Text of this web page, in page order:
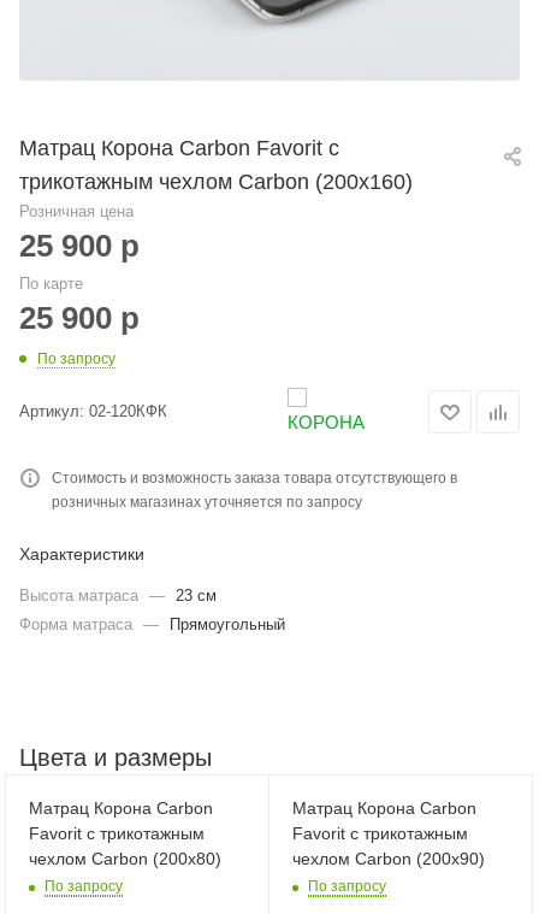
Матрац Корона Carbon Favorit с
трикотажным чехлом Carbon (200х160)
Розничная цена
25 900 р
По карте
25 900 р
По запросу
Артикул: 02-120КФК
Стоимость и возможность заказа товара отсутствующего в
розничных магазинах уточняется по запросу
Характеристики
Высота матраса —
23 см
Форма матраса — Прямоугольный
Цвета и размеры
Матрац Корона Carbon
Favorit с трикотажным
чехлом Carbon (200х80)
По запросу
Матрац Корона Carbon
Favorit с трикотажным
чехлом Carbon (200х90)
По запросу